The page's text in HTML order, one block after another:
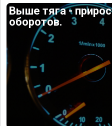
Выше тяга -
оборотов.